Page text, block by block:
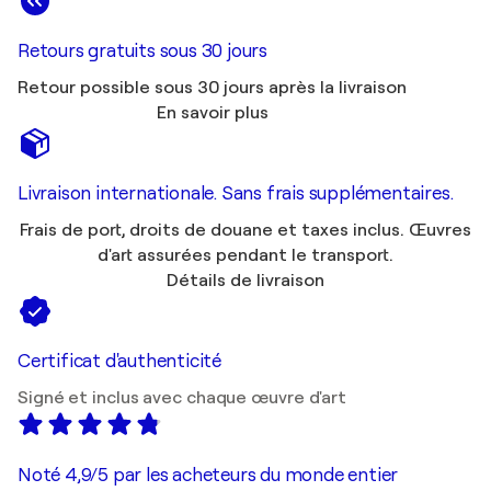
Retours gratuits sous 30 jours
Retour possible sous 30 jours après la livraison
En savoir plus
Livraison internationale. Sans frais supplémentaires.
Frais de port, droits de douane et taxes inclus. Œuvres
d'art assurées pendant le transport.
Détails de livraison
Certificat d'authenticité
Signé et inclus avec chaque œuvre d'art
Noté 4,9/5 par les acheteurs du monde entier